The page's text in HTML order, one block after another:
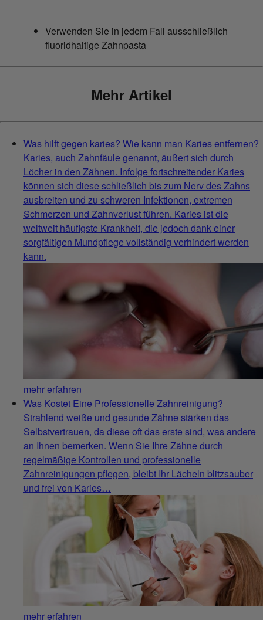
Verwenden Sie in jedem Fall ausschließlich
fluoridhaltige Zahnpasta
Mehr Artikel
Was hilft gegen karies? Wie kann man Karies entfernen?
Karies, auch Zahnfäule genannt, äußert sich durch
Löcher in den Zähnen. Infolge fortschreitender Karies
können sich diese schließlich bis zum Nerv des Zahns
ausbreiten und zu schweren Infektionen, extremen
Schmerzen und Zahnverlust führen. Karies ist die
weltweit häufigste Krankheit, die jedoch dank einer
sorgfältigen Mundpflege vollständig verhindert werden
kann.
mehr erfahren
Was Kostet Eine Professionelle Zahnreinigung?
Strahlend weiße und gesunde Zähne stärken das
Selbstvertrauen, da diese oft das erste sind, was andere
an Ihnen bemerken. Wenn Sie Ihre Zähne durch
regelmäßige Kontrollen und professionelle
Zahnreinigungen pflegen, bleibt Ihr Lächeln blitzsauber
und frei von Karies…
mehr erfahren